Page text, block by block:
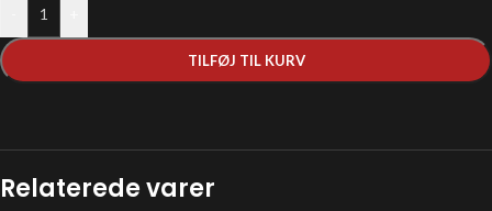
TILFØJ TIL KURV
Relaterede varer